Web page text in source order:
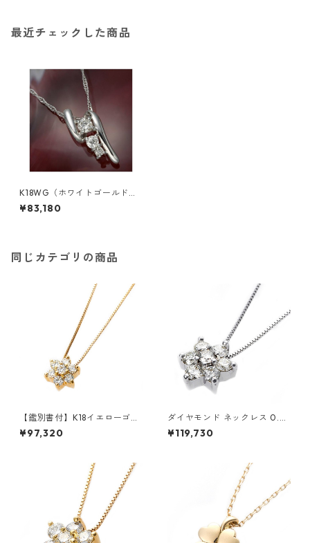
最近チェックした商品
K18WG（ホワイトゴールド）
ダイヤモンドデザインペンダ
ント ジュエリー アクセサリー
¥83,180
同じカテゴリの商品
【鑑別書付】K18イエローゴー
ルド 天然ダイヤネックレス ダ
イヤモンドペンダント/ネック
¥97,320
ダイヤモンド ネックレス 0.3c
t K18 ホワイトゴールド 0.3カ
ラット 花 フラワーモチーフ ペ
¥119,730